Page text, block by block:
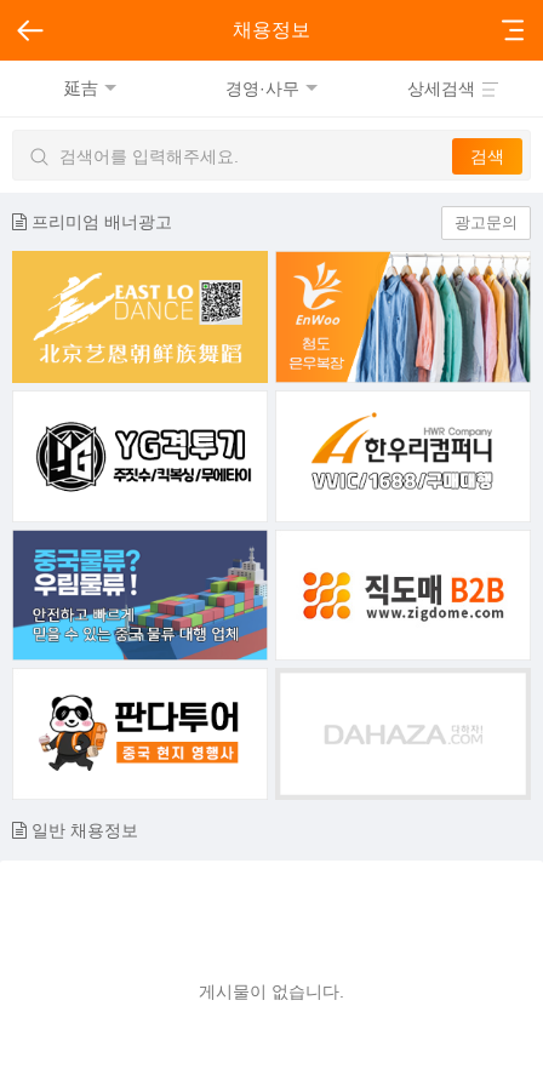
채용정보
延吉 경영·사무 상세검색
프리미엄 배너광고 광고문의
일반 채용정보
게시물이 없습니다.